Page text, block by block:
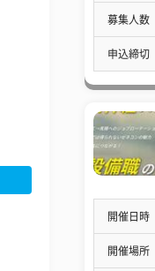
募集人数
申込締切
開催日時
開催場所